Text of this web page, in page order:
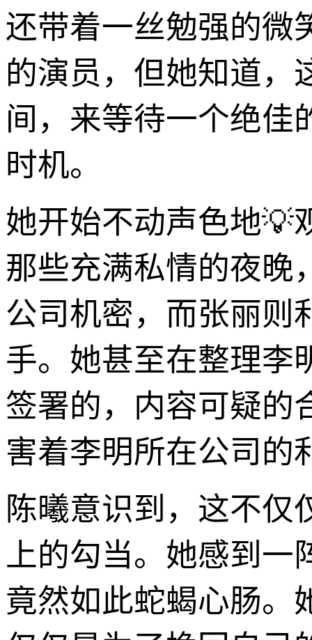
还带着一丝勉强的微
的演员，但她知道，
间，来等待一个绝佳
时机。
她开始不动声色地💡
那些充满私情的夜晚
公司机密，而张丽则
手。她甚至在整理李
签署的，内容可疑的
害着李明所在公司的
陈曦意识到，这不仅
上的勾当。她感到一
竟然如此蛇蝎心肠。